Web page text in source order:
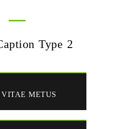
Type 2
METUS